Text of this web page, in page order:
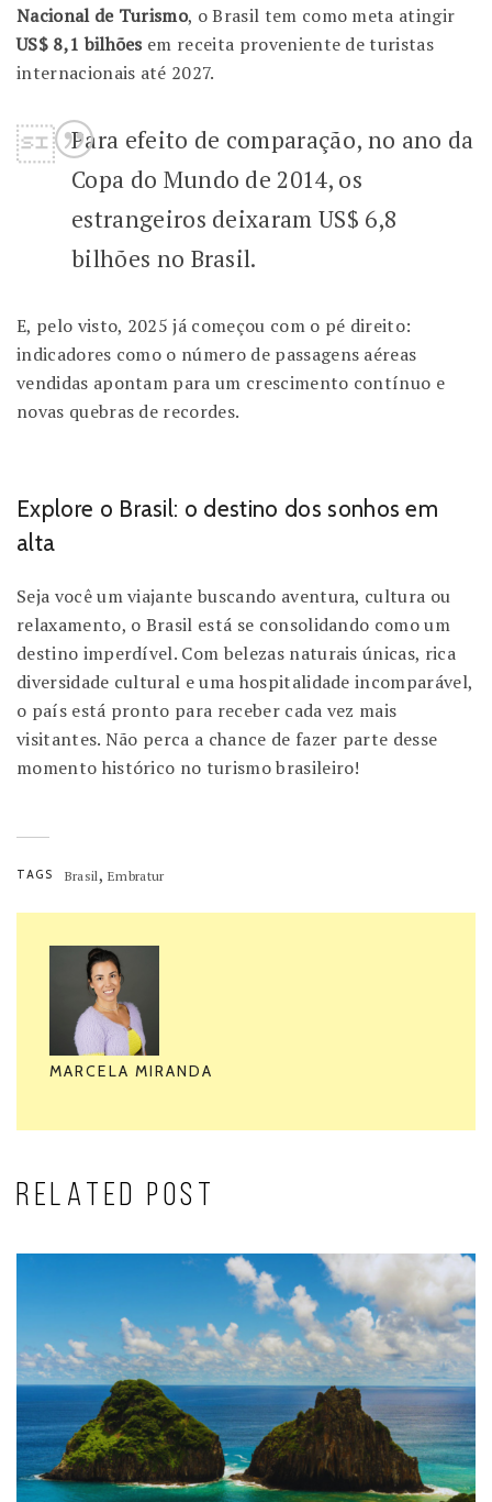
Nacional de Turismo, o Brasil tem como meta atingir
US$ 8,1 bilhõesem receita proveniente de turistas
internacionais até 2027.
Para efeito de comparação, no ano da
Copa do Mundo de 2014, os
estrangeiros deixaram US$ 6,8
bilhões no Brasil.
E, pelo visto, 2025 já começou com o pé direito:
indicadores como o número de passagens aéreas
vendidas apontam para um crescimento contínuo e
novas quebras de recordes.
Explore o Brasil: o destino dos sonhos em
alta
Seja você um viajante buscando aventura, cultura ou
relaxamento, o Brasil está se consolidando como um
destino imperdível. Com belezas naturais únicas, rica
diversidade cultural e uma hospitalidade incomparável,
o país está pronto para receber cada vez mais
visitantes. Não perca a chance de fazer parte desse
momento histórico no turismo brasileiro!
TAGS Brasil,Embratur
MARCELA MIRANDA
RELATED POST